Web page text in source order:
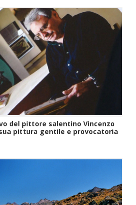
del pittore salentino Vincenzo
pittura gentile e provocatoria